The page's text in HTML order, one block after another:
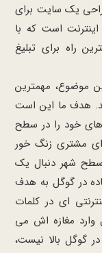
یک سایت برای
است که با
راه برای تبلیغ
موضوع، مهمترین
هدف ما این است
خود را در سطح
مشتری زنگ خور
سطح شهر دنبال یک
در گوگل به هدف
ای در کلمات
وارد مغازه اش می
گوگل بالا نیست،